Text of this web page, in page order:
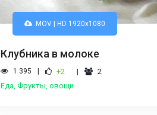
.MOV | HD 1920x1080
Клубника в молоке
1 395 +2
2
Еда, Фрукты, овощи